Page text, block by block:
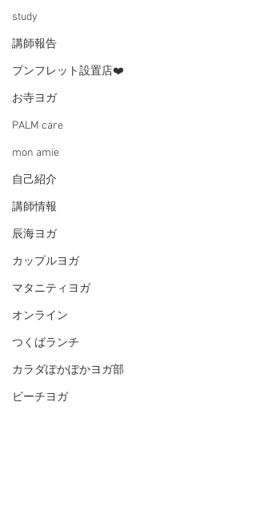
study
講師報告
プンフレット設置店❤️
お寺ヨガ
PALM care
mon amie
自己紹介
講師情報
辰海ヨガ
カップルヨガ
マタニティヨガ
オンライン
つくばランチ
カラダぽかぽかヨガ部
ビーチヨガ